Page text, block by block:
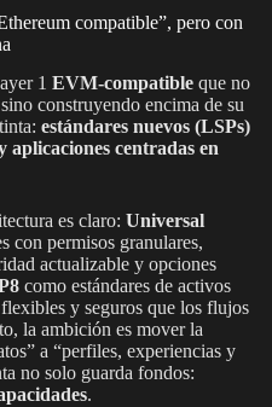
compatible”, pero con
1 EVM-compatible que no
construyendo encima de su
estándares nuevos (LSPs)
centradas en
es claro: Universal
con permisos granulares,
actualizable y opciones
como estándares de activos
y seguros que los flujos
la ambición es mover la
a “perfiles, experiencias y
no solo guarda fondos:
.